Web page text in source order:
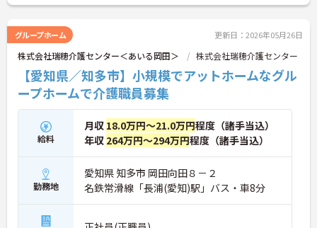
グループホーム 更新日：2026年05月26日
株式会社瑞穂介護センター＜あいる岡田＞ 株式会社瑞穂介護センター
【愛知県／知多市】小規模でアットホームなグル
ープホームで介護職員募集
給料
月収 18.0万円～21.0万円程度（諸手当込）
年収 264万円～294万円程度（諸手当込）
勤務地
愛知県 知多市 岡田向田８－２
名鉄常滑線「長浦(愛知)駅」バス・車8分